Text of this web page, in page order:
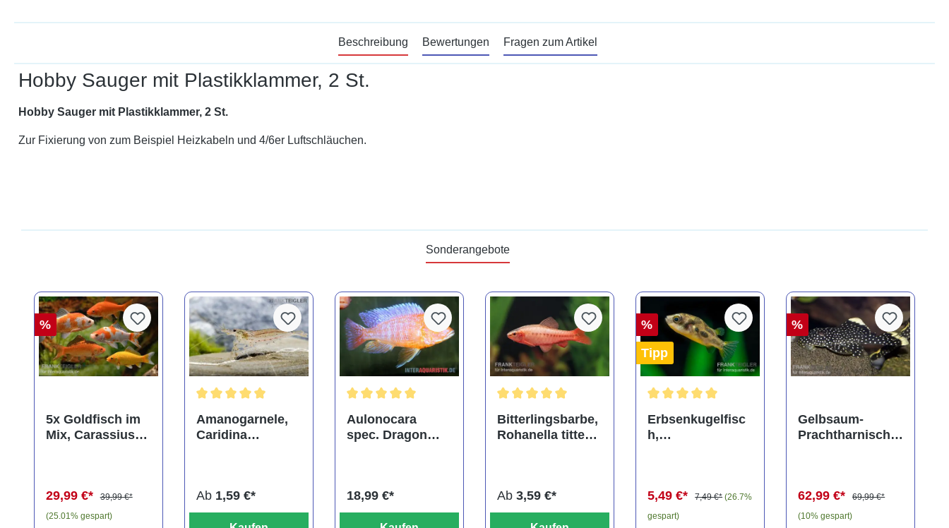
Beschreibung Bewertungen Fragen zum Artikel
Hobby Sauger mit Plastikklammer, 2 St.
Hobby Sauger mit Plastikklammer, 2 St.
Zur Fixierung von zum Beispiel Heizkabeln und 4/6er Luftschläuchen.
Sonderangebote
%
5x Goldfisch im
Mix, Carassius
29,99 €*
39,99 €*
(25.01% gespart)
Amanogarnele,
Caridina
Ab 1,59 €*
Aulonocara
spec. Dragon
18,99 €*
Bitterlingsbarbe,
Rohanella titteya,
Ab 3,59 €*
%
Tipp
Erbsenkugelfisc
h,
5,49 €*
7,49 €* (26.7%
gespart)
%
Gelbsaum-
Prachtharnischw
62,99 €*
69,99 €*
(10% gespart)